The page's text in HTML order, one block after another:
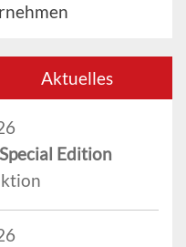
Aktuelles
Edition